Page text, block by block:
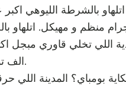
بالشرطة الليوهي
منظم و مهيكل. اتلهاو
اللي تخلي قاوري مبجل
الف تونسي.
بومباي؟ المدينة اللي